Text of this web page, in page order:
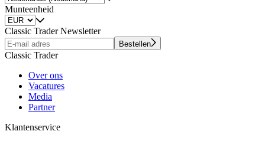
Munteenheid
Classic Trader Newsletter
Bestellen
Classic Trader
Over ons
Vacatures
Media
Partner
Klantenservice